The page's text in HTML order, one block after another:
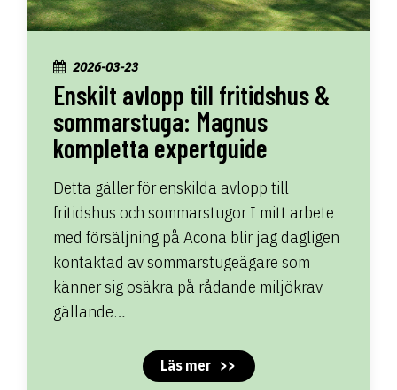
2026-03-23
Enskilt avlopp till fritidshus &
sommarstuga: Magnus
kompletta expertguide
Detta gäller för enskilda avlopp till
fritidshus och sommarstugor I mitt arbete
med försäljning på Acona blir jag dagligen
kontaktad av sommarstugeägare som
känner sig osäkra på rådande miljökrav
gällande…
Läs mer